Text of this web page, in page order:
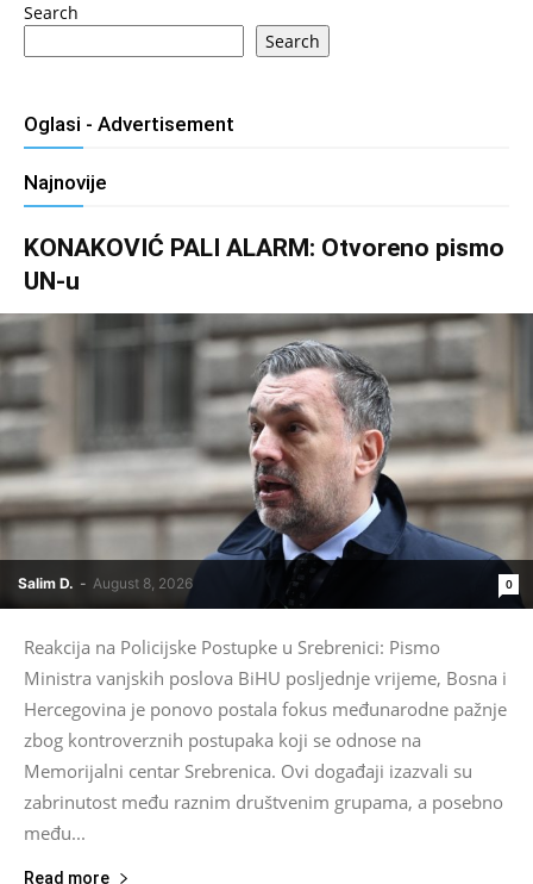
Search
Search
Oglasi - Advertisement
Najnovije
KONAKOVIĆ PALI ALARM: Otvoreno pismo
UN-u
Salim D. - August 8, 2026 0
Reakcija na Policijske Postupke u Srebrenici: Pismo
Ministra vanjskih poslova BiHU posljednje vrijeme, Bosna i
Hercegovina je ponovo postala fokus međunarodne pažnje
zbog kontroverznih postupaka koji se odnose na
Memorijalni centar Srebrenica. Ovi događaji izazvali su
zabrinutost među raznim društvenim grupama, a posebno
među...
Read more